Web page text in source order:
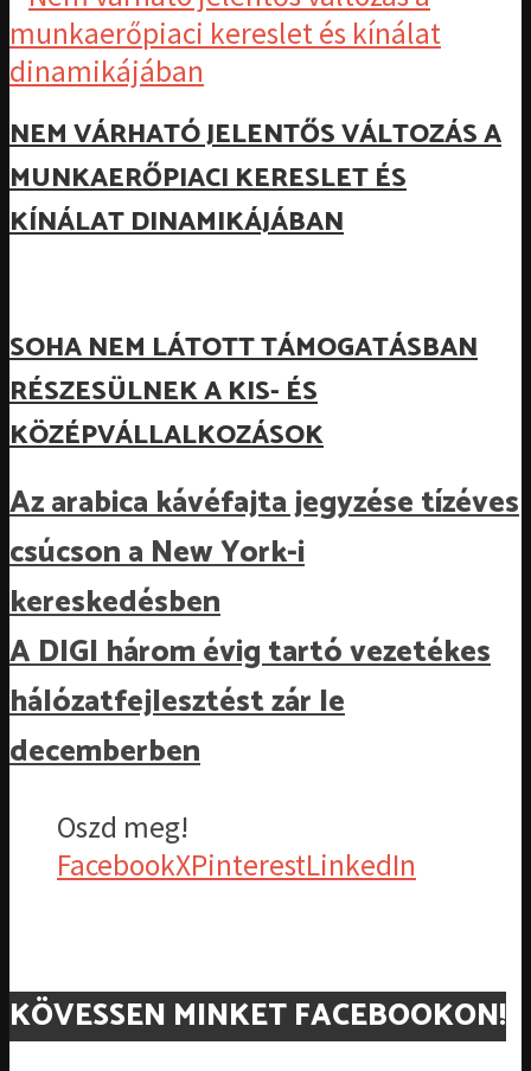
NEM VÁRHATÓ JELENTŐS VÁLTOZÁS A
MUNKAERŐPIACI KERESLET ÉS
KÍNÁLAT DINAMIKÁJÁBAN
SOHA NEM LÁTOTT TÁMOGATÁSBAN
RÉSZESÜLNEK A KIS- ÉS
KÖZÉPVÁLLALKOZÁSOK
Az arabica kávéfajta jegyzése tízéves
csúcson a New York-i
kereskedésben
A DIGI három évig tartó vezetékes
hálózatfejlesztést zár le
decemberben
Oszd meg!
FacebookXPinterestLinkedIn
KÖVESSEN MINKET FACEBOOKON!